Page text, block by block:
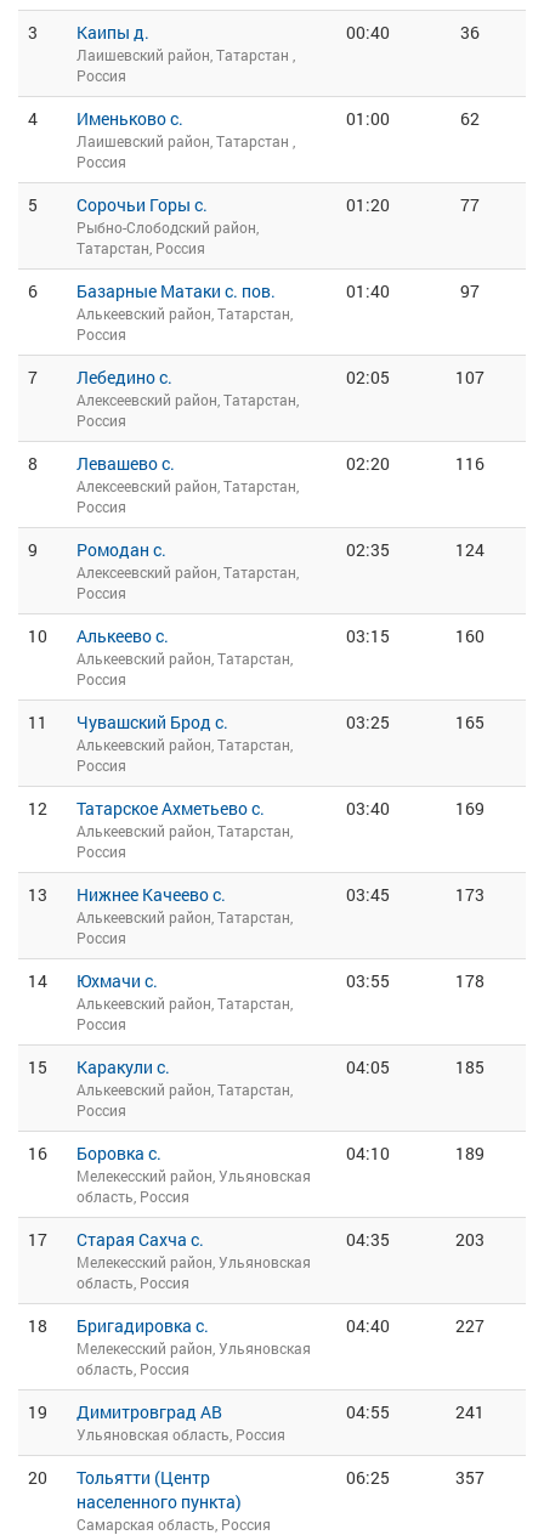
3 Каипы д.
Лаишевский район, Татарстан ,
Россия
00:40 36
4 Именьково с.
Лаишевский район, Татарстан ,
Россия
01:00 62
5 Сорочьи Горы с.
Рыбно-Слободский район,
Татарстан, Россия
01:20 77
6 Базарные Матаки с. пов.
Алькеевский район, Татарстан,
Россия
01:40 97
7 Лебедино с.
Алексеевский район, Татарстан,
Россия
02:05 107
8 Левашево с.
Алексеевский район, Татарстан,
Россия
02:20 116
9 Ромодан с.
Алексеевский район, Татарстан,
Россия
02:35 124
10 Алькеево с.
Алькеевский район, Татарстан,
Россия
03:15 160
11 Чувашский Брод с.
Алькеевский район, Татарстан,
Россия
03:25 165
12 Татарское Ахметьево с.
Алькеевский район, Татарстан,
Россия
03:40 169
13 Нижнее Качеево с.
Алькеевский район, Татарстан,
Россия
03:45 173
14 Юхмачи с.
Алькеевский район, Татарстан,
Россия
03:55 178
15 Каракули с.
Алькеевский район, Татарстан,
Россия
04:05 185
16 Боровка с.
Мелекесский район, Ульяновская
область, Россия
04:10 189
17 Старая Сахча с.
Мелекесский район, Ульяновская
область, Россия
04:35 203
18 Бригадировка с.
Мелекесский район, Ульяновская
область, Россия
04:40 227
19 Димитровград АВ
Ульяновская область, Россия
04:55 241
20
Тольятти (Центр
населенного пункта)
Самарская область, Россия
06:25 357